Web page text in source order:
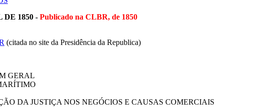
DE 1850 - Publicado na CLBR, de 1850
(citada no site da Presidência da Republica)
GERAL
DA JUSTIÇA NOS NEGÓCIOS E CAUSAS COMERCIAIS